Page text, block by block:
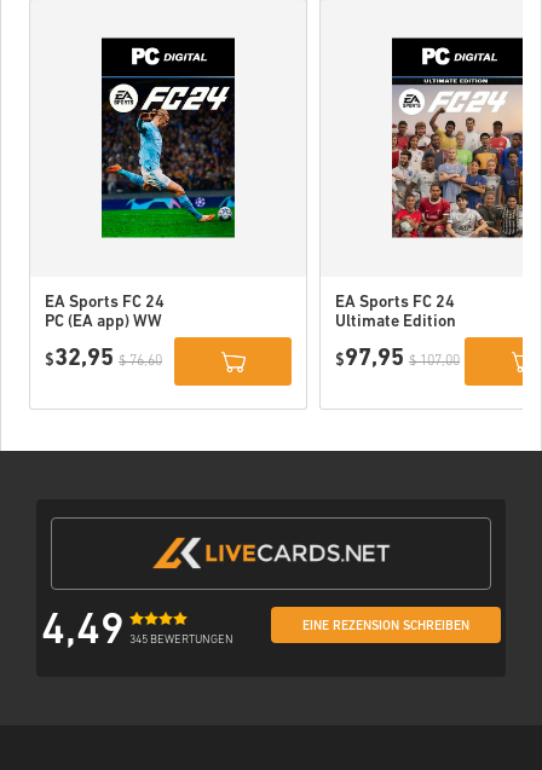
EA Sports FC 24
PC (EA app) WW
$32,95 $ 76,60
EA Sports FC 24
Ultimate Edition
$97,95 $ 107,00
4,49 345 BEWERTUNGEN
EINE REZENSION SCHREIBEN